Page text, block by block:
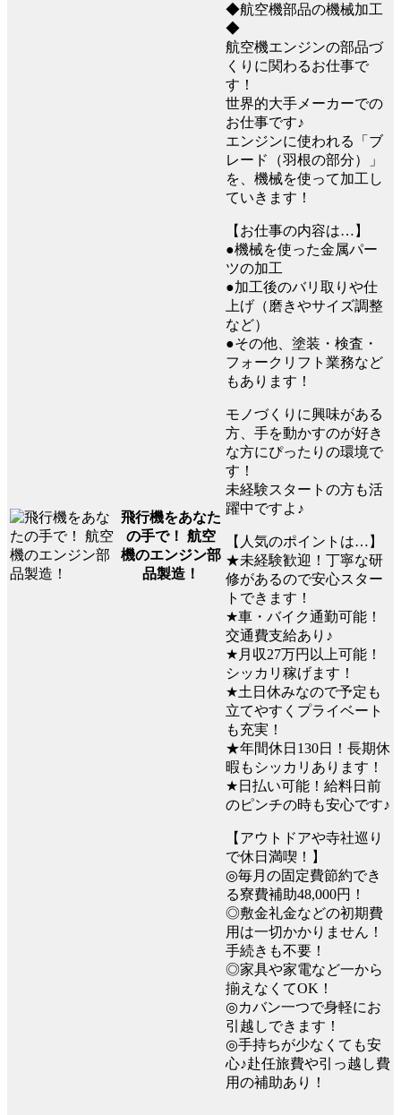
飛行機をあなた
の手で！ 航空
機のエンジン部
品製造！
◆航空機部品の機械加工
◆
航空機エンジンの部品づ
くりに関わるお仕事で
す！
世界的大手メーカーでの
お仕事です♪
エンジンに使われる「ブ
レード（羽根の部分）」
を、機械を使って加工し
ていきます！
【お仕事の内容は…】
●機械を使った金属パー
ツの加工
●加工後のバリ取りや仕
上げ（磨きやサイズ調整
など）
●その他、塗装・検査・
フォークリフト業務など
もあります！
モノづくりに興味がある
方、手を動かすのが好き
な方にぴったりの環境で
す！
未経験スタートの方も活
躍中ですよ♪
【人気のポイントは…】
★未経験歓迎！丁寧な研
修があるので安心スター
トできます！
★車・バイク通勤可能！
交通費支給あり♪
★月収27万円以上可能！
シッカリ稼げます！
★土日休みなので予定も
立てやすくプライベート
も充実！
★年間休日130日！長期休
暇もシッカリあります！
★日払い可能！給料日前
のピンチの時も安心です♪
【アウトドアや寺社巡り
で休日満喫！】
◎毎月の固定費節約でき
る寮費補助48,000円！
◎敷金礼金などの初期費
用は一切かかりません！
手続きも不要！
◎家具や家電など一から
揃えなくてOK！
◎カバン一つで身軽にお
引越しできます！
◎手持ちが少なくても安
心♪赴任旅費や引っ越し費
用の補助あり！